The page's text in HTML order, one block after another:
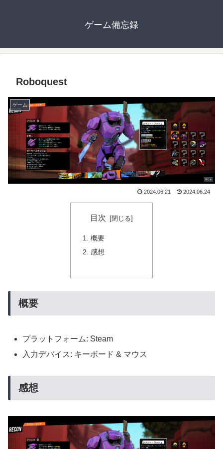
ゲーム備忘録
Roboquest
ゲーム
2024.06.21 2024.06.24
目次
概要
感想
概要
プラットフォーム: Steam
入力デバイス: キーボード & マウス
感想